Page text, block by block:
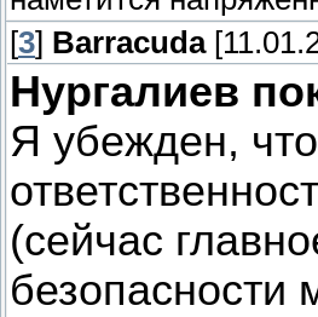
[3] Barracuda
Нургалиев
Я убежден,
(сейчас
безопасности